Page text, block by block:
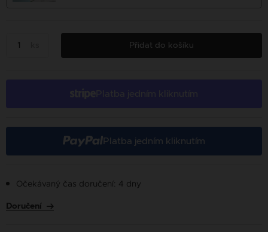
Přidat do košíku
Platba jedním kliknutím
Očekávaný čas doručení: 4 dny
Doručení